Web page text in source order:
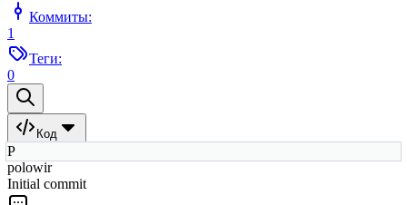
Коммиты:
1
Теги:
0
Код
P
polowir
Initial commit